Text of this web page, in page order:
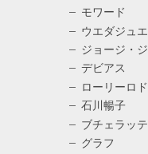
モワード
ウエダジュ
ジョージ・
デビアス
ローリーロ
石川暢子
ブチェラッ
グラフ